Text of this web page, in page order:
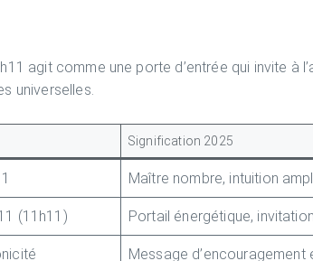
agit comme une porte d’entrée qui invite à
universelles.
Signification 2025
Maître nombre, intuition
(11h11) Portail énergétique,
Message d’encouragement